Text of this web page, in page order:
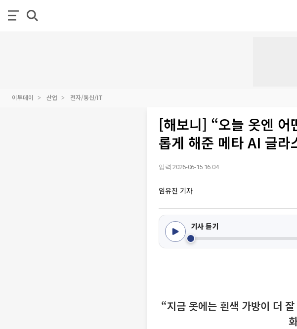
이투데이 산업 전자/통신/IT
[해보니] “오늘 옷엔
롭게 해준 메타 AI 글라
입력 2026-06-15 16:04
임유진 기자
기사 듣기
“지금 옷에는 흰색 가방이 더